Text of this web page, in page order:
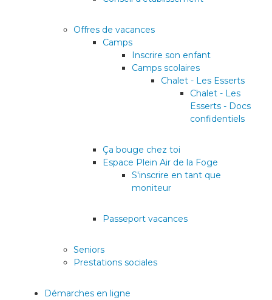
Offres de vacances
Camps
Inscrire son enfant
Camps scolaires
Chalet - Les Esserts
Chalet - Les
Esserts - Docs
confidentiels
Ça bouge chez toi
Espace Plein Air de la Foge
S'inscrire en tant que
moniteur
Passeport vacances
Seniors
Prestations sociales
Démarches en ligne